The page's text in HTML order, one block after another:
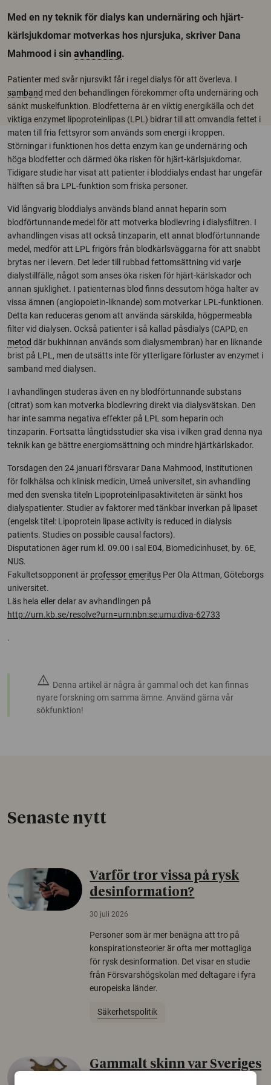
Med en ny teknik för dialys kan undernäring och hjärt-
kärlsjukdomar motverkas hos njursjuka, skriver Dana
Mahmood i sin avhandling.
Patienter med svår njursvikt får i regel dialys för att överleva. I
samband med den behandlingen förekommer ofta undernäring och
sänkt muskelfunktion. Blodfetterna är en viktig energikälla och det
viktiga enzymet lipoproteinlipas (LPL) bidrar till att omvandla fettet i
maten till fria fettsyror som används som energi i kroppen.
Störningar i funktionen hos detta enzym kan ge undernäring och
höga blodfetter och därmed öka risken för hjärt-kärlsjukdomar.
Tidigare studie har visat att patienter i bloddialys endast har ungefär
hälften så bra LPL-funktion som friska personer.
Vid långvarig bloddialys används bland annat heparin som
blodförtunnande medel för att motverka blodlevring i dialysfiltren. I
avhandlingen visas att också tinzaparin, ett annat blodförtunnande
medel, medför att LPL frigörs från blodkärlsväggarna för att snabbt
brytas ner i levern. Det leder till rubbad fettomsättning vid varje
dialystillfälle, något som anses öka risken för hjärt-kärlskador och
annan sjuklighet. I patienternas blod finns dessutom höga halter av
vissa ämnen (angiopoietin-liknande) som motverkar LPL-funktionen.
Detta kan reduceras genom att använda särskilda, högpermeabla
filter vid dialysen. Också patienter i så kallad påsdialys (CAPD, en
metod där bukhinnan används som dialysmembran) har en liknande
brist på LPL, men de utsätts inte för ytterligare förluster av enzymet i
samband med dialysen.
I avhandlingen studeras även en ny blodförtunnande substans
(citrat) som kan motverka blodlevring direkt via dialysvätskan. Den
har inte samma negativa effekter på LPL som heparin och
tinzaparin. Fortsatta långtidsstudier ska visa i vilken grad denna nya
teknik kan ge bättre energiomsättning och mindre hjärtkärlskador.
Torsdagen den 24 januari försvarar Dana Mahmood, Institutionen
för folkhälsa och klinisk medicin, Umeå universitet, sin avhandling
med den svenska titeln Lipoproteinlipasaktiviteten är sänkt hos
dialyspatienter. Studier av faktorer med tänkbar inverkan på lipaset
(engelsk titel: Lipoprotein lipase activity is reduced in dialysis
patients. Studies on possible causal factors).
Disputationen äger rum kl. 09.00 i sal E04, Biomedicinhuset, by. 6E,
NUS.
Fakultetsopponent är professor emeritus Per Ola Attman, Göteborgs
universitet.
Läs hela eller delar av avhandlingen på
http://urn.kb.se/resolve?urn=urn:nbn:se:umu:diva-62733
.
warning Denna artikel är några år gammal och det kan finnas
nyare forskning om samma ämne. Använd gärna vår
sökfunktion!
Senaste nytt
Varför tror vissa på rysk
desinformation?
30 juli 2026
Personer som är mer benägna att tro på
konspirationsteorier är ofta mer mottagliga
för rysk desinformation. Det visar en studie
från Försvarshögskolan med deltagare i fyra
europeiska länder.
Säkerhetspolitik
Gammalt skinn var Sveriges